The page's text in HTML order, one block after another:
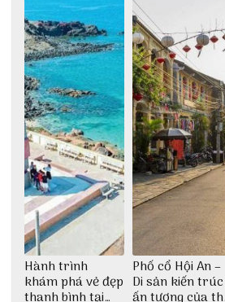
Hành trình
khám phá vẻ đẹp
Phố cổ Hội An –
Di sản kiến trúc